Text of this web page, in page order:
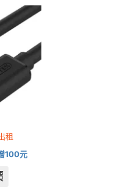
租
100元